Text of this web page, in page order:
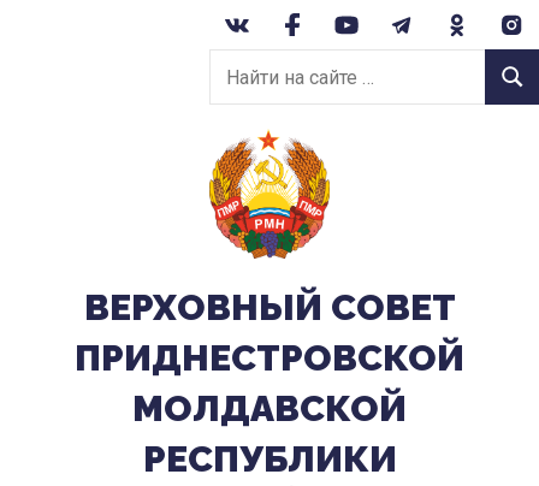
Найти
на
сайте:
ВЕРХОВНЫЙ CОВЕТ
ПРИДНЕСТРОВСКОЙ
МОЛДАВСКОЙ
РЕСПУБЛИКИ